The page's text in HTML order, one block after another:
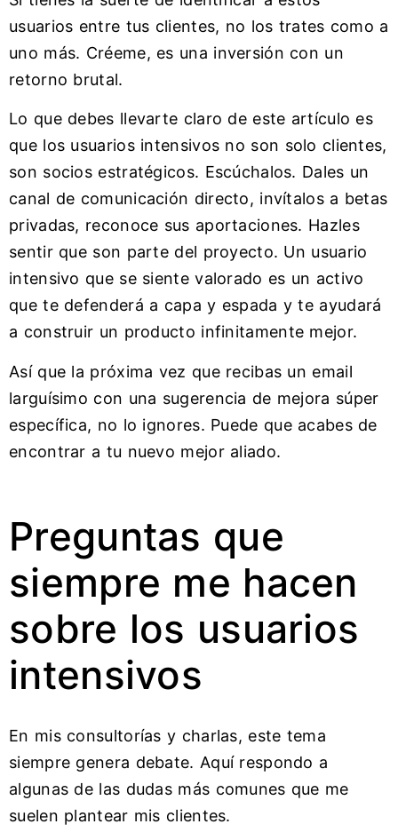
usuarios entre tus clientes, no los trates como a
uno más. Créeme, es una inversión con un
retorno brutal.
Lo que debes llevarte claro de este artículo es
que los usuarios intensivos no son solo clientes,
son socios estratégicos. Escúchalos. Dales un
canal de comunicación directo, invítalos a betas
privadas, reconoce sus aportaciones. Hazles
sentir que son parte del proyecto. Un usuario
intensivo que se siente valorado es un activo
que te defenderá a capa y espada y te ayudará
a construir un producto infinitamente mejor.
Así que la próxima vez que recibas un email
larguísimo con una sugerencia de mejora súper
específica, no lo ignores. Puede que acabes de
encontrar a tu nuevo mejor aliado.
Preguntas que
siempre me hacen
sobre los usuarios
intensivos
En mis consultorías y charlas, este tema
siempre genera debate. Aquí respondo a
algunas de las dudas más comunes que me
suelen plantear mis clientes.